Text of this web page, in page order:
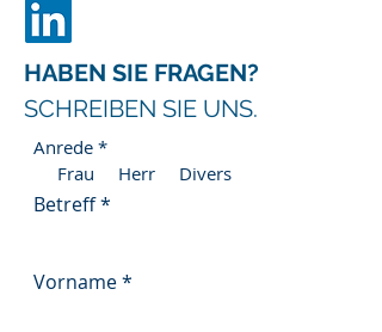
HABEN SIE FRAGEN?
SCHREIBEN SIE UNS.
Anrede *
Frau
Herr Divers
Betreff
Vorname